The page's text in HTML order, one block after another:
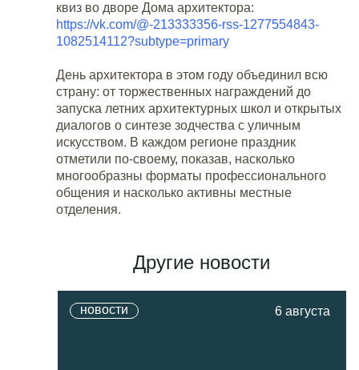
квиз во дворе Дома архитектора:
https://vk.com/@-213333356-rss-1277554843-
1082514112?subtype=primary
День архитектора в этом году объединил всю
страну: от торжественных награждений до
запуска летних архитектурных школ и открытых
диалогов о синтезе зодчества с уличным
искусством. В каждом регионе праздник
отметили по-своему, показав, насколько
многообразны форматы профессионального
общения и насколько активны местные
отделения.
Другие новости
новости 6 августа